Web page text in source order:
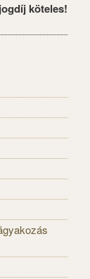
köteles!